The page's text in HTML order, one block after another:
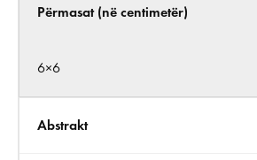
Përmasat (në centimetër)
6×6
Abstrakt